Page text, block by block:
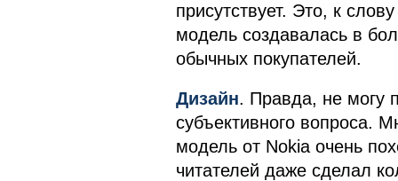
присутствует. Это, к
модель создавалась в
обычных покупателей.
Дизайн. Правда, не могу
субъективного вопроса.
модель от Nokia очень
читателей даже сделал